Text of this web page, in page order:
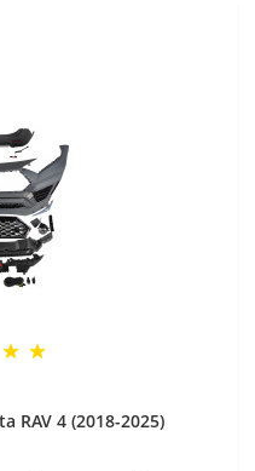
RAV 4 (2018-2025)